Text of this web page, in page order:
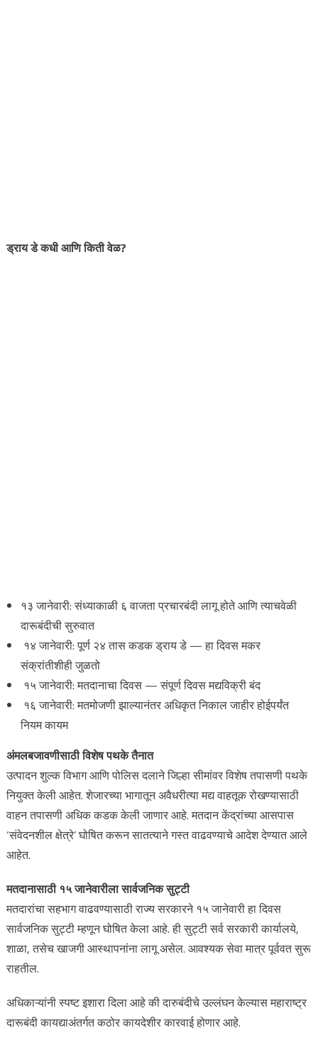
ड्राय डे कधी आणि किती वेळ?
१३ जानेवारी: संध्याकाळी ६ वाजता प्रचारबंदी लागू होते आणि त्याचवेळी
दारूबंदीची सुरुवात
१४ जानेवारी: पूर्ण २४ तास कडक ड्राय डे — हा दिवस मकर
संक्रांतीशीही जुळतो
१५ जानेवारी: मतदानाचा दिवस — संपूर्ण दिवस मद्यविक्री बंद
१६ जानेवारी: मतमोजणी झाल्यानंतर अधिकृत निकाल जाहीर होईपर्यंत
नियम कायम
अंमलबजावणीसाठी विशेष पथके तैनात
उत्पादन शुल्क विभाग आणि पोलिस दलाने जिल्हा सीमांवर विशेष तपासणी पथके
नियुक्त केली आहेत. शेजारच्या भागातून अवैधरीत्या मद्य वाहतूक रोखण्यासाठी
वाहन तपासणी अधिक कडक केली जाणार आहे. मतदान केंद्रांच्या आसपास
‘संवेदनशील क्षेत्रे’ घोषित करून सातत्याने गस्त वाढवण्याचे आदेश देण्यात आले
आहेत.
मतदानासाठी १५ जानेवारीला सार्वजनिक सुट्टी
मतदारांचा सहभाग वाढवण्यासाठी राज्य सरकारने १५ जानेवारी हा दिवस
सार्वजनिक सुट्टी म्हणून घोषित केला आहे. ही सुट्टी सर्व सरकारी कार्यालये,
शाळा, तसेच खाजगी आस्थापनांना लागू असेल. आवश्यक सेवा मात्र पूर्ववत सुरू
राहतील.
अधिकाऱ्यांनी स्पष्ट इशारा दिला आहे की दारुबंदीचे उल्लंघन केल्यास महाराष्ट्र
दारूबंदी कायद्याअंतर्गत कठोर कायदेशीर कारवाई होणार आहे.